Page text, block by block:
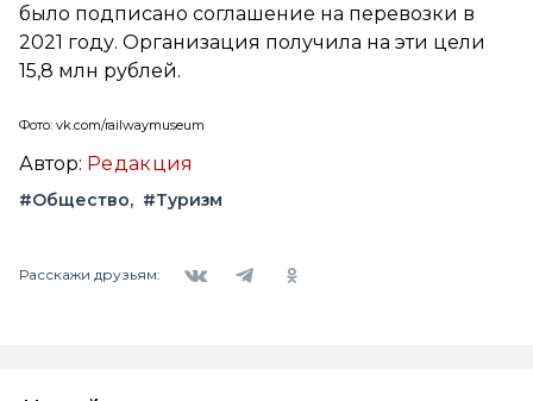
было подписано соглашение на перевозки в
2021 году. Организация получила на эти цели
15,8 млн рублей.
Фото: vk.com/railwaymuseum
Автор: Редакция
#Общество #Туризм
Расскажи друзьям: